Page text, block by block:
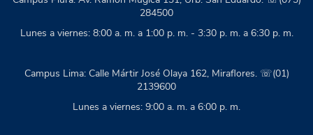
284500
Lunes a viernes: 8:00 a. m. a 1:00 p. m. - 3:30 p. m. a 6:30 p. m.
Campus Lima: Calle Mártir José Olaya 162, Miraflores. ☏(01)
2139600
Lunes a viernes: 9:00 a. m. a 6:00 p. m.